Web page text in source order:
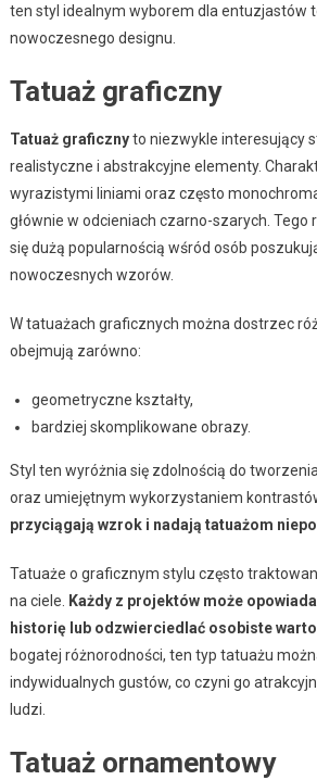
ten styl idealnym wyborem dla entuzjastów
nowoczesnego designu.
Tatuaż graficzny
Tatuaż graficznyto niezwykle interesujący
realistyczne i abstrakcyjne elementy.
wyrazistymi liniami oraz często
głównie w odcieniach czarno-szarych. Tego
się dużą popularnością wśród osób
nowoczesnych wzorów.
W tatuażach graficznych można dostrzec
obejmują zarówno:
geometryczne kształty,
bardziej skomplikowane obrazy.
Styl ten wyróżnia się zdolnością do
oraz umiejętnym wykorzystaniem
przyciągają wzrok i nadają tatuażom
Tatuaże o graficznym stylu często
na ciele.
Każdy z projektów może
historię lub odzwierciedlać osobiste
bogatej różnorodności, ten typ tatuażu
indywidualnych gustów, co czyni go
ludzi.
Tatuaż ornamentowy